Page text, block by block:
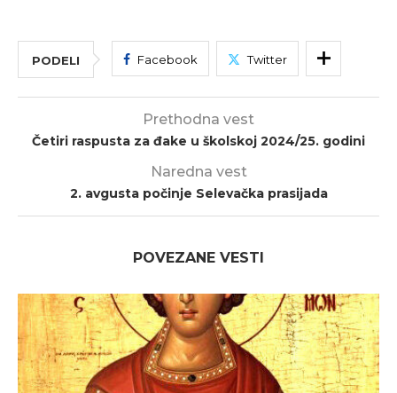
PODELI Facebook Twitter
Prethodna vest
Četiri raspusta za đake u školskoj 2024/25. godini
Naredna vest
2. avgusta počinje Selevačka prasijada
POVEZANE VESTI